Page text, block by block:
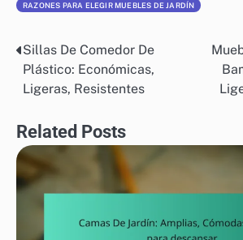
RAZONES PARA ELEGIR MUEBLES DE JARDÍN
Post
navigation
Sillas De Comedor De
Plástico: Económicas,
Ligeras, Resistentes
Related Posts